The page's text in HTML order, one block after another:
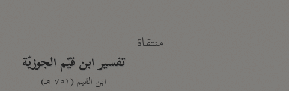
منتقاة
تفسير ابن قيّم الجوزيّة
ابن القيم (٧٥١ هـ)